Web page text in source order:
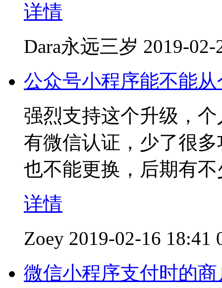
详情
Dara永远三岁 2019-02-
公众号小程序能不能
强烈支持这个升级，
有微信认证，少了很
也不能更换，后期有
详情
Zoey 2019-02-16 18:41
微信小程序支付时的